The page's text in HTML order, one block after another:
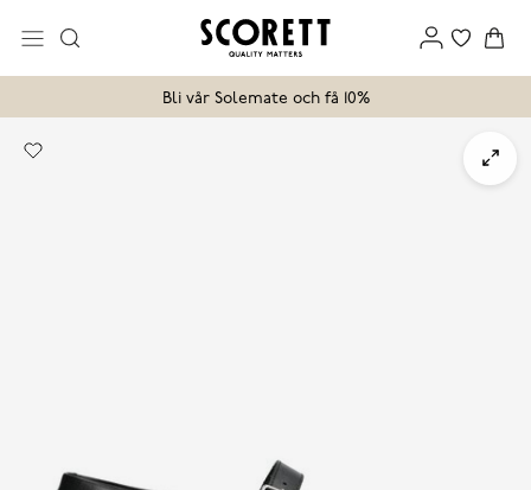
Bli vår Solemate och få 10%